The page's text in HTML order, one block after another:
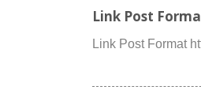
Link Post
Link Post Format